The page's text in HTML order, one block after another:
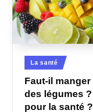
Posted
in
La santé
Faut-il
des légumes
pour la santé ?